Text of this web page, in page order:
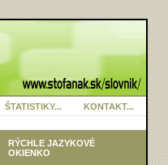
ŠTATISTIKY... KONTAKT...
RÝCHLE JAZYKOVÉ
OKIENKO